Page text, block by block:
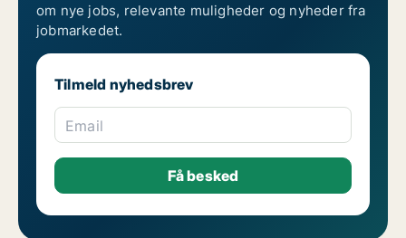
om nye jobs, relevante muligheder og nyheder fra
jobmarkedet.
Tilmeld nyhedsbrev
Email